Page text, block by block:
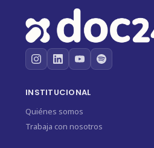
INSTITUCIONAL
Quiénes somos
Trabaja con nosotros